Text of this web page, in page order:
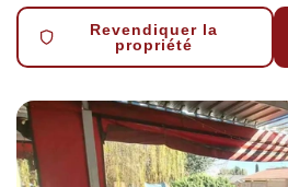
Revendiquer la
propriété